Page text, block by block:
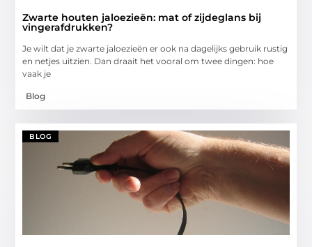
Zwarte houten jaloezieën: mat of zijdeglans bij
vingerafdrukken?
Je wilt dat je zwarte jaloezieën er ook na dagelijks gebruik rustig
en netjes uitzien. Dan draait het vooral om twee dingen: hoe
vaak je
Blog
BLOG